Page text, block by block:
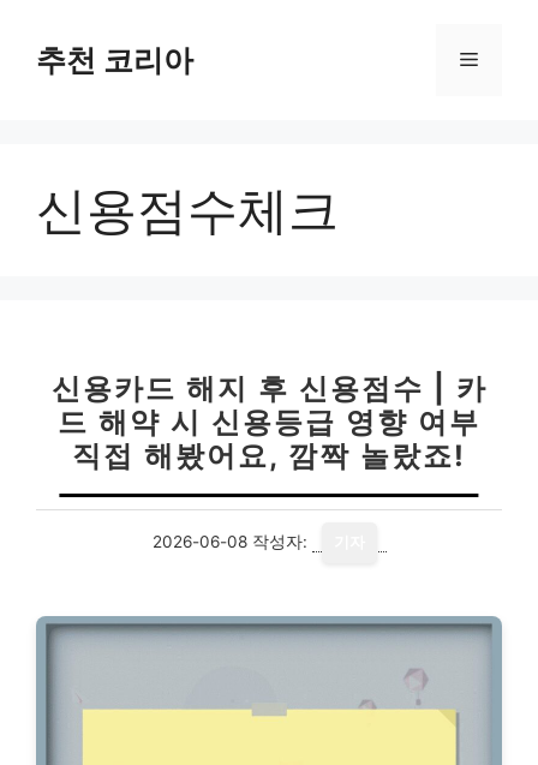
추천 코리아 메
신용점수체크
신용카드 해지 후 신용점수 | 카
드 해약 시 신용등급 영향 여부
직접 해봤어요, 깜짝 놀랐죠!
2026-06-08 작성자: